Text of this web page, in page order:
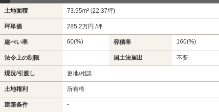
土地面積 73.95m² (22.37坪)
坪単価 285.2万円 /坪
建ぺい率 60(%) 容積率 160(%)
法令上の制限 - 国土法届出 不要
現況/引渡し 更地/相談
土地権利 所有権
建築条件 -